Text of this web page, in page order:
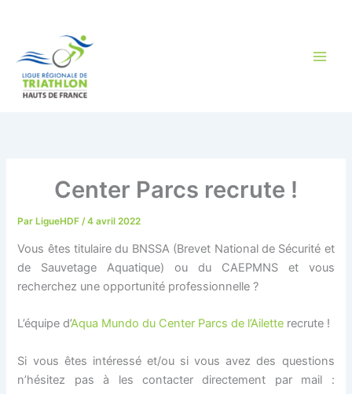
Center Parcs recrute !
ParLigueHDF /4 avril 2022
Vous êtes titulaire du BNSSA (Brevet National de Sécurité et
de Sauvetage Aquatique) ou du CAEPMNS et vous
recherchez une opportunité professionnelle ?
L’équipe d’Aqua Mundo du Center Parcs de l’Ailette recrute !
Si vous êtes intéressé et/ou si vous avez des questions
n’hésitez pas à les contacter directement par mail :